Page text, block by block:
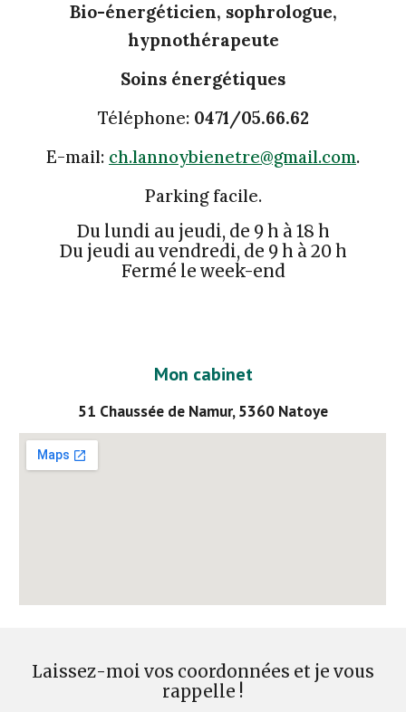
Bio-énergéticien, sophrologue,
hypnothérapeute
Soins énergétiques
Téléphone: 0471/05.66.62
E-mail: ch.lannoybienetre@gmail.com.
Parking facile.
Du lundi au jeudi, de 9 h à 18 h
Du jeudi au vendredi, de 9 h à 20 h
Fermé le week-end
Mon cabinet
51 Chaussée de Namur, 5360 Natoye
Laissez-moi vos coordonnées et je vous
rappelle !